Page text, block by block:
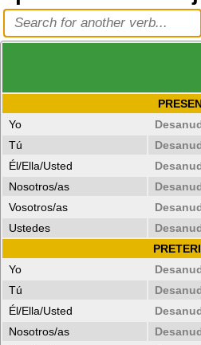
Yo
Tú
Él/Ella/Usted
Nosotros/as
Vosotros/as
Ustedes
Yo
Tú
Él/Ella/Usted
Nosotros/as